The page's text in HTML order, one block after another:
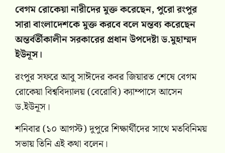
বেগম রোকেয়া নারীদের মুক্ত করেছেন, পুরো রংপুর
সারা বাংলাদেশকে মুক্ত করবে বলে মন্তব্য করেছেন
অন্তর্বর্তীকালীন সরকারের প্রধান উপদেষ্টা ড.মুহাম্মদ
ইউনূস।
রংপুর সফরে আবু সাঈদের কবর জিয়ারত শেষে বেগম
রোকেয়া বিশ্ববিদ্যালয় (বেরোবি) ক্যাম্পাসে আসেন
ড.ইউনূস।
শনিবার (১০ আগস্ট) দুপুরে শিক্ষার্থীদের সাথে মতবিনিময়
সভায় তিনি এই কথা বলেন।